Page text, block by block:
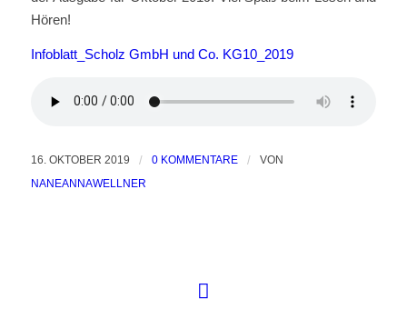
Hören!
Infoblatt_Scholz GmbH und Co. KG10_2019
16. OKTOBER 2019 / 0 KOMMENTARE /
VON
NANEANNAWELLNER